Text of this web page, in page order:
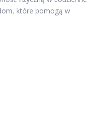
które pomogą w